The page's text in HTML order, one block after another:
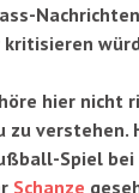
kritisieren
hier nicht
zu verstehen.
Spiel bei
Schanze